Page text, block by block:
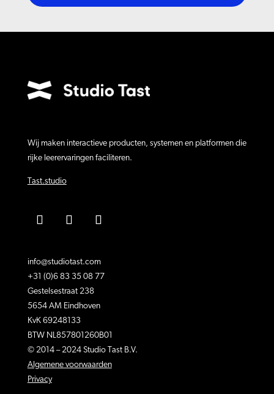
Wij maken interactieve producten, systemen en platformen die
rijke leerervaringen faciliteren.
Tast.studio
info@studiotast.com
+31 (0)6 83 35 08 77
Gestelsestraat 238
5654 AM Eindhoven
KvK 69248133
BTW NL857801260B01
© 2014 – 2024 Studio Tast B.V.
Algemene voorwaarden
Privacy